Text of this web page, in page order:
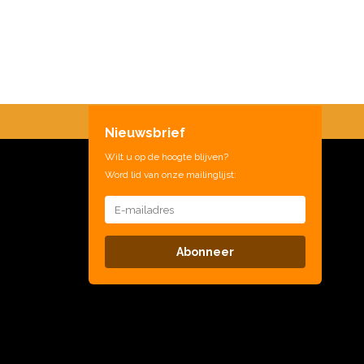
Nieuwsbrief
Wilt u op de hoogte blijven?
Word lid van onze mailinglijst:
Abonneer